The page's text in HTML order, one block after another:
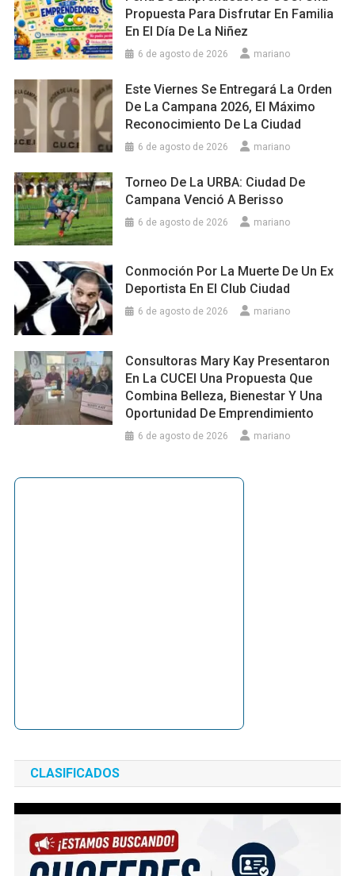
Propuesta Para Disfrutar En Familia
En El Día De La Niñez
6 de agosto de 2026 mariano
Este Viernes Se Entregará La Orden
De La Campana 2026, El Máximo
Reconocimiento De La Ciudad
6 de agosto de 2026 mariano
Torneo De La URBA: Ciudad De
Campana Venció A Berisso
6 de agosto de 2026 mariano
Conmoción Por La Muerte De Un Ex
Deportista En El Club Ciudad
6 de agosto de 2026 mariano
Consultoras Mary Kay Presentaron
En La CUCEI Una Propuesta Que
Combina Belleza, Bienestar Y Una
Oportunidad De Emprendimiento
6 de agosto de 2026 mariano
CLASIFICADOS